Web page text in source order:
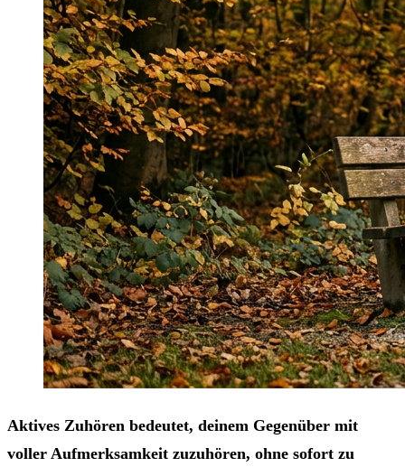
Aktives Zuhören bedeutet, deinem Gegenüber mit
voller Aufmerksamkeit zuzuhören, ohne sofort zu